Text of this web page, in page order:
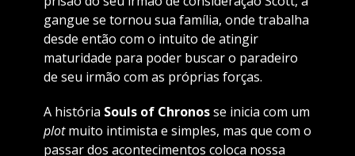
gangue se tornou sua família, onde trabalha
desde então com o intuito de atingir
maturidade para poder buscar o paradeiro
de seu irmão com as próprias forças.
A história Souls of Chronosse inicia com um
plotmuito intimista e simples, mas que com o
passar dos acontecimentos coloca nossa